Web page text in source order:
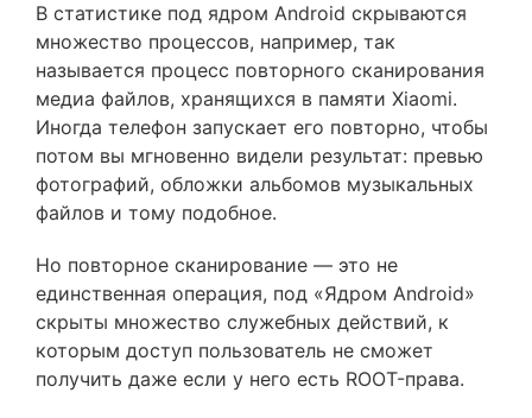
В статистике под ядром Android скрываются
множество процессов, например, так
называется процесс повторного сканирования
медиа файлов, хранящихся в памяти Xiaomi.
Иногда телефон запускает его повторно, чтобы
потом вы мгновенно видели результат: превью
фотографий, обложки альбомов музыкальных
файлов и тому подобное.
Но повторное сканирование — это не
единственная операция, под «Ядром Android»
скрыты множество служебных действий, к
которым доступ пользователь не сможет
получить даже если у него есть ROOT-права.